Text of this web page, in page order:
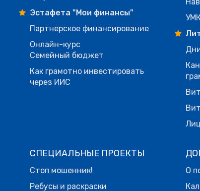
Эстафета "Мои финансы"
Партнерское финансирование
Онлайн-курс
Семейный бюджет
Как грамотно инвестировать
через ИИС
СПЕЦИАЛЬНЫЕ ПРОЕКТЫ
Стоп мошенник!
Ребусы и раскраски
О